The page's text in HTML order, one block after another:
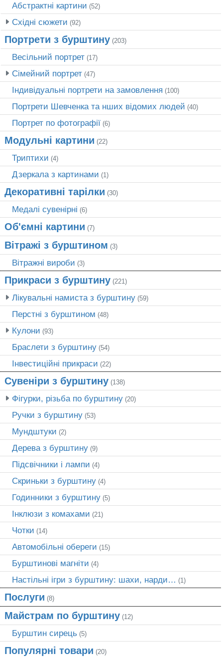
Абстрактні картини (52)
Східні сюжети (92)
Портрети з бурштину(203)
Весільний портрет(17)
Сімейний портрет(47)
Індивідуальні портрети на замовлення (100)
Портрети Шевченка та нших відомих людей (40)
Портрет по фотографії (6)
Модульні картини (22)
Триптихи (4)
Дзеркала з картинами (1)
Декоративні тарілки (30)
Медалі сувенірні (6)
Об'ємні картини (7)
Вітражі з бурштином (3)
Вітражні вироби (3)
Прикраси з бурштину(221)
Лікувальні намиста з бурштину(59)
Перстні з бурштином (48)
Кулони (93)
Браслети з бурштину(54)
Інвестиційні прикраси (22)
Сувеніри з бурштину(138)
Фігурки, різьба по бурштину(20)
Ручки з бурштину(53)
Мундштуки (2)
Дерева з бурштину(9)
Підсвічники і лампи (4)
Скриньки з бурштину(4)
Годинники з бурштину(5)
Інклюзи з комахами (21)
Чотки (14)
Автомобільні обереги (15)
Бурштинові магніти (4)
Настільні ігри з бурштину: шахи, нарди… (1)
Послуги (8)
Майстрам по бурштину(12)
Бурштин сирець (5)
Популярні товари (20)